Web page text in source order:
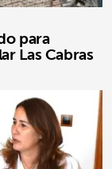
para
Las Cabras